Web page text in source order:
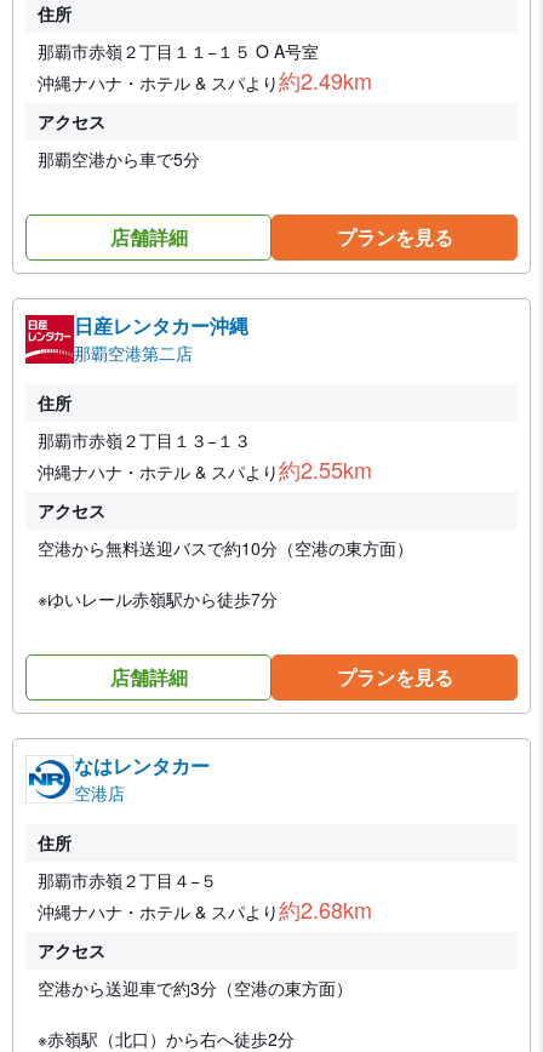
住所
那覇市赤嶺２丁目１１−１５ O A号室
沖縄ナハナ・ホテル & スパより約2.49km
アクセス
那覇空港から車で5分
店舗詳細 プランを見る
日産レンタカー沖縄
那覇空港第二店
住所
那覇市赤嶺２丁目１３−１３
沖縄ナハナ・ホテル & スパより約2.55km
アクセス
空港から無料送迎バスで約10分（空港の東方面）
※ゆいレール赤嶺駅から徒歩7分
店舗詳細 プランを見る
なはレンタカー
空港店
住所
那覇市赤嶺２丁目４−５
沖縄ナハナ・ホテル & スパより約2.68km
アクセス
空港から送迎車で約3分（空港の東方面）
※赤嶺駅（北口）から右へ徒歩2分